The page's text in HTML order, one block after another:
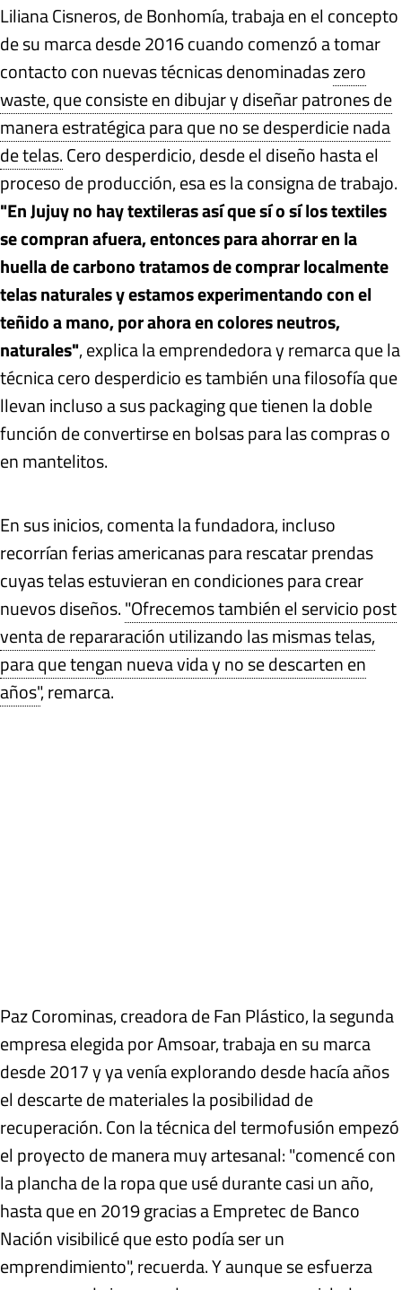
Liliana Cisneros, de Bonhomía, trabaja en el concepto
de su marca desde 2016 cuando comenzó a tomar
contacto con nuevas técnicas denominadaszero
waste, que consiste en dibujar y diseñar patrones de
manera estratégica para que no se desperdicie nada
de telas.Cero desperdicio, desde el diseño hasta el
proceso de producción, esa es la consigna de trabajo.
"En Jujuy no hay textileras así que sí o sí los textiles
se compran afuera, entonces para ahorrar en la
huella de carbono tratamos de comprar localmente
telas naturales y estamos experimentando con el
teñido a mano, por ahora en colores neutros,
naturales", explica la emprendedora y remarca que la
técnica cero desperdicio es también una filosofía que
llevan incluso a sus packaging que tienen la doble
función de convertirse en bolsas para las compras o
en mantelitos.
En sus inicios, comenta la fundadora, incluso
recorrían ferias americanas para rescatar prendas
cuyas telas estuvieran en condiciones para crear
nuevos diseños."Ofrecemos también el servicio post
venta de repararación utilizando las mismas telas,
para que tengan nueva vida y no se descarten en
años", remarca.
Paz Corominas, creadora de Fan Plástico, la segunda
empresa elegida por Amsoar, trabaja en su marca
desde 2017 y ya venía explorando desde hacía años
el descarte de materiales la posibilidad de
recuperación. Con la técnica del termofusión empezó
el proyecto de manera muy artesanal: "comencé con
la plancha de la ropa que usé durante casi un año,
hasta que en 2019 gracias a Empretec de Banco
Nación visibilicé que esto podía ser un
emprendimiento", recuerda. Y aunque se esfuerza